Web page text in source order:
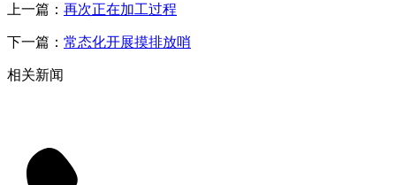
上一篇： 再次正在加工过程
下一篇： 常态化开展摸排放哨
相关新闻